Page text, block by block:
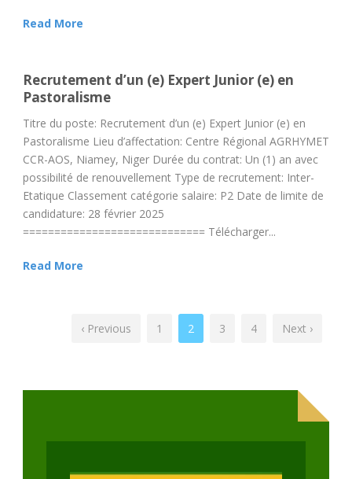
Read More
Recrutement d’un (e) Expert Junior (e) en
Pastoralisme
Titre du poste: Recrutement d’un (e) Expert Junior (e) en
Pastoralisme Lieu d’affectation: Centre Régional AGRHYMET
CCR-AOS, Niamey, Niger Durée du contrat: Un (1) an avec
possibilité de renouvellement Type de recrutement: Inter-
Etatique Classement catégorie salaire: P2 Date de limite de
candidature: 28 février 2025
============================= Télécharger...
Read More
‹ Previous 1 2 3 4 Next ›